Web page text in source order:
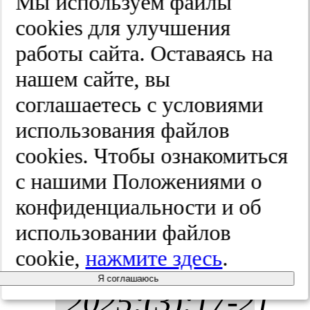
под­хо­ды к
по­ни­ма­
нию па­то­
ге­не­за. Рос­
сий­ский
жур­нал бо­
ли.
2025;(3):17-21
cооkies для улучшения
работы сайта. Оставаясь на
нашем сайте, вы
соглашаетесь с условиями
использования файлов
cооkies. Чтобы ознакомиться
с нашими Положениями о
конфиденциальности и об
использовании файлов
cookie,нажмите здесь.
Я соглашаюсь